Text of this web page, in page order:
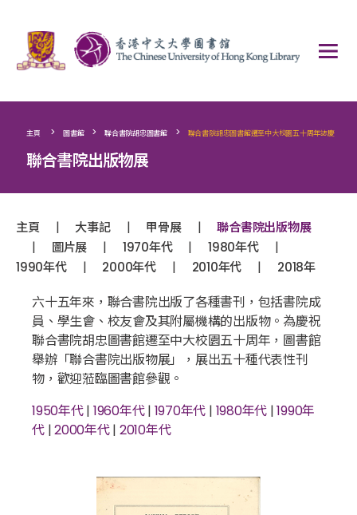
主頁 > 圖書館 > 聯合書院胡忠圖書館 > 聯合書院胡忠圖書館遷至中大校園五十周年誌慶
聯合書院出版物展
主頁 | 大事記 | 甲骨展 | 聯合書院出版物展
| 圖片展 | 1970年代 | 1980年代 |
1990年代 | 2000年代 | 2010年代 | 2018年
六十五年來，聯合書院出版了各種書刊，包括書院成
員、學生會、校友會及其附屬機構的出版物。為慶祝
聯合書院胡忠圖書館遷至中大校園五十周年，圖書館
舉辦「聯合書院出版物展」，展出五十種代表性刊
物，歡迎蒞臨圖書館參觀。
1950年代| 1960年代| 1970年代 | 1980年代 |1990年
代|2000年代| 2010年代